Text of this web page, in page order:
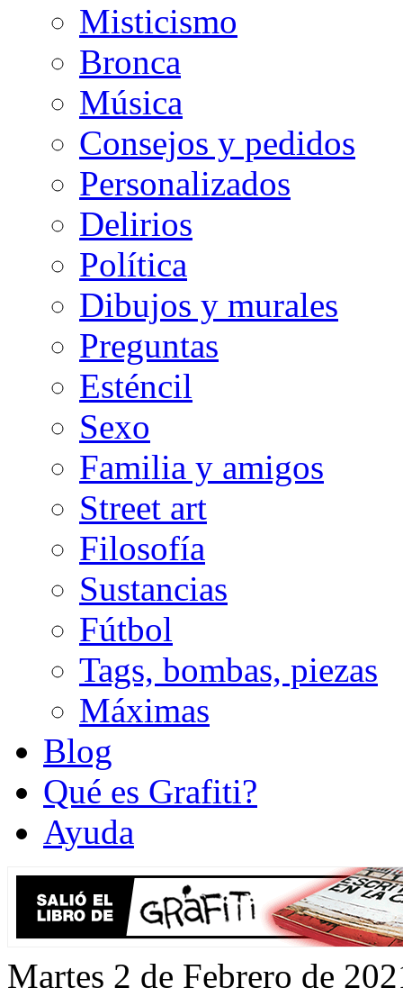
Misticismo
Bronca
Música
Consejos y pedidos
Personalizados
Delirios
Política
Dibujos y murales
Preguntas
Esténcil
Sexo
Familia y amigos
Street art
Filosofía
Sustancias
Fútbol
Tags, bombas, piezas
Máximas
Blog
Qué es Grafiti?
Ayuda
Martes 2 de Febrero de